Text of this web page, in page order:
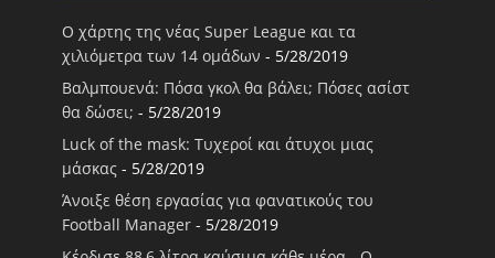
Ο χάρτης της νέας Super League και τα
χιλιόμετρα των 14 ομάδων - 5/28/2019
Βαλμπουενά: Πόσα γκολ θα βάλει; Πόσες ασίστ
θα δώσει; - 5/28/2019
Luck of the mask: Τυχεροί και άτυχοι μιας
μάσκας - 5/28/2019
Άνοιξε θέση εργασίας για φανατικούς του
Football Μanager - 5/28/2019